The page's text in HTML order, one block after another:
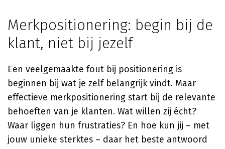
Merkpositionering: begin bij de
klant, niet bij jezelf
Een veelgemaakte fout bij positionering is
beginnen bij wat je zelf belangrijk vindt. Maar
effectieve merkpositionering start bij de relevante
behoeften van je klanten. Wat willen zij écht?
Waar liggen hun frustraties? En hoe kun jij – met
jouw unieke sterktes – daar het beste antwoord